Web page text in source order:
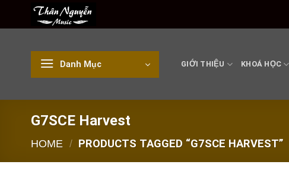
Danh Mục GIỚI THIỆU KHOÁ HỌC
G7SCE Harvest
HOME / PRODUCTS TAGGED “G7SCE HARVEST”